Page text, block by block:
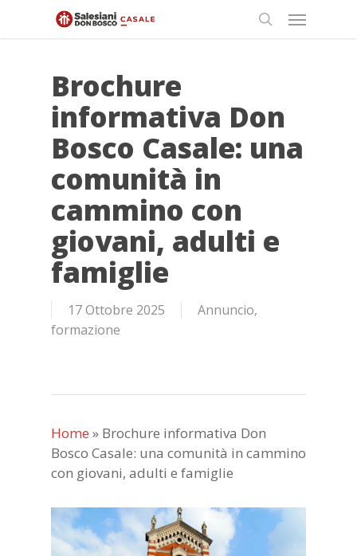
Menu
Brochure
informativa Don
Bosco Casale: una
comunità in
cammino con
giovani, adulti e
famiglie
17 Ottobre 2025 Annuncio,
formazione
Home » Brochure informativa Don
Bosco Casale: una comunità in cammino
con giovani, adulti e famiglie